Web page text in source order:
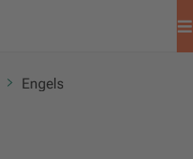
Engels